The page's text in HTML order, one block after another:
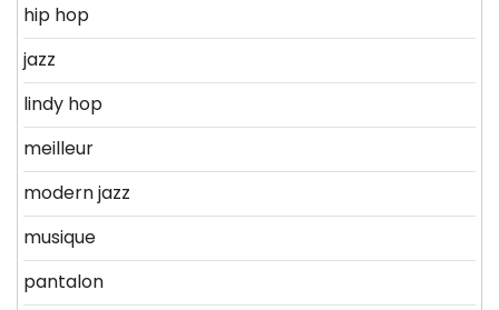
hip hop
jazz
lindy hop
meilleur
modern jazz
musique
pantalon